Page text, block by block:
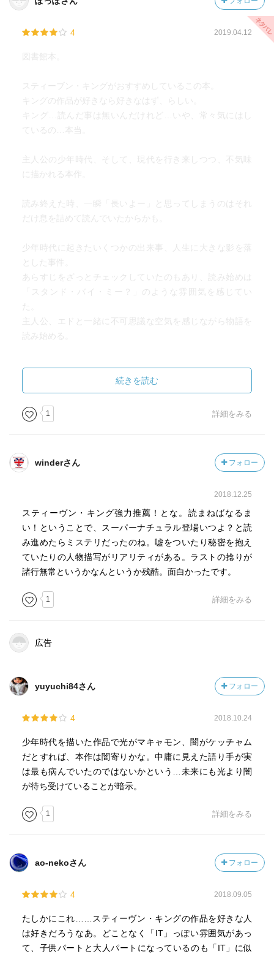
4 2019.04.12
図書館本。
スティーブン・キングがおすすめしているこの本。
キングの作品が好きなら好きなはず、らしい。
キング…読んだ事は無いんだけれど…いや、常々気にはし
ているの…本当。
主人公の少年時代、そして、現代を行き来しつつ、不気味
に描かれる本作。
読み終えた時、一瞬「長いよー」と思ってしまうのはそれ
だけ息を詰めて読んでいたからかも。
少年時代に起きたいくつかの出来事、人生に大きな影を落
とした事件。
あらすじをざっとチェックしていたのもあり、読み始めは
「スタンド・バイ・ミー？」のような雰囲気を感じてい
た。
主人公、エドと一緒に不可思議な空気を感じながら物語を
読み始める。
登場人物全員が悪意の有無に関わらず、何かしらの“罪”を犯
していたんだと。
周りにもたらした害の大きさなどはそれぞれ違うとはい
え。
それがちゃんと返ってくる…。
そういう人間の内面の黒い部分を描いていた。
最後の大きな謎が暴かれるその時がやってくる。
登場人物の中ではハローラン先生がカッコ良かった。
あと、クロエが彼女は彼女で罪は犯しているんだけれど、
基本的な性格は真っすぐで好感が持てた。
エドがまさかまさかでなかなか恐い奴だった。
リーズのミカエルとリスベットを思い出し、そちらをまた
それはさておき、次作も読みたい！
続きを読む
1 詳細をみる
winderさん フォロー
2018.12.25
スティーヴン・キング強力推薦！とな。読まねばなるま
い！ということで、スーパーナチュラル登場いつよ？と読
み進めたらミステリだったのね。嘘をついたり秘密を抱え
ていたりの人物描写がリアリティがある。ラストの捻りが
諸行無常というかなんというか残酷。面白かったです。
1 詳細をみる
広告
yuyuchi84さん フォロー
4 2018.10.24
少年時代を描いた作品で光がマキャモン、闇がケッチャム
だとすれば、本作は闇寄りかな。中庸に見えた語り手が実
は最も病んでいたのではないかという…未来にも光より闇
が待ち受けていることが暗示。
1 詳細をみる
ao-nekoさん フォロー
4 2018.09.05
たしかにこれ……スティーヴン・キングの作品を好きな人
は好きだろうなあ。どことなく「IT」っぽい雰囲気があっ
て、子供パートと大人パートになっているのも「IT」に似